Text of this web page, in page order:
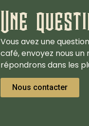
Une
Vous avez une
café, envoyez nous un
répondrons dans les
Nous contacter